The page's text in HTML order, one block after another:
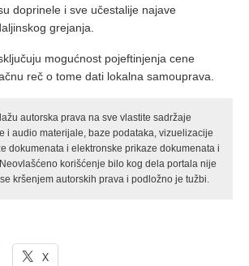
doprinele i sve učestalije najave
grejanja.
mogućnost pojeftinjenja cene
reč o tome dati lokalna samouprava.
autorska prava na sve vlastite sadržaje
i audio materijale, baze podataka, vizuelizacije
dokumenata i elektronske prikaze dokumenata i
korišćenje bilo kog dela portala nije
kršenjem autorskih prava i podložno je tužbi.
X